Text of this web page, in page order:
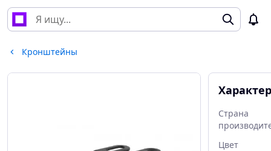
Кронштейны
Страна
Цвет